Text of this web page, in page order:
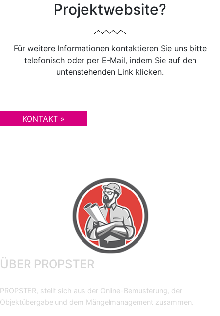
Projektwebsite?
Für weitere Informationen kontaktieren Sie uns bitte
telefonisch oder per E-Mail, indem Sie auf den
untenstehenden Link klicken.
KONTAKT »
ÜBER PROPSTER
PROPSTER, stellt sich aus der Online-Bemusterung, der
Objektübergabe und dem Mängelmanagement zusammen.